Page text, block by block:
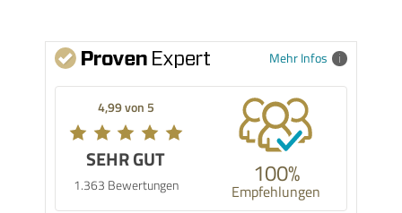
Mehr Infos
4,99 von 5
SEHR GUT
1.363 Bewertungen 100%
Empfehlungen